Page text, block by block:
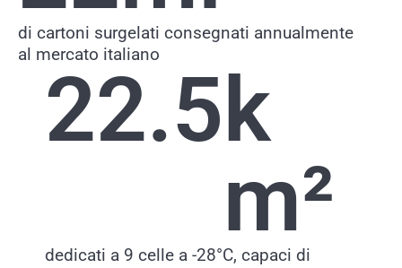
di cartoni surgelati consegnati annualmente
al mercato italiano
dedicati a 9 celle a -28°C, capaci di
22.5k
m²